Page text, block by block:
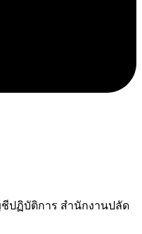
ปฏิบัติการ สำนักงานปลัด